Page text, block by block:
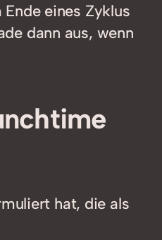
eines Zyklus
dann aus, wenn
hat, die als